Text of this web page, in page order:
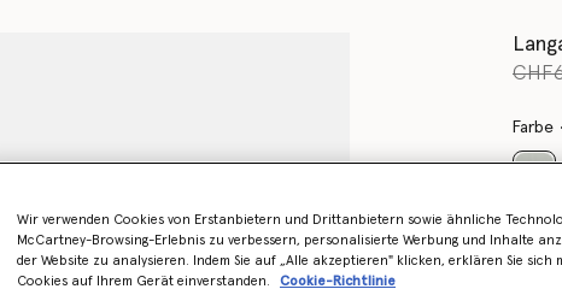
Farbe
Wir verwenden Cookies von Erstanbietern und Drittanbietern sowie ähnliche
McCartney-Browsing-Erlebnis zu verbessern, personalisierte Werbung und Inhalte
der Website zu analysieren. Indem Sie auf „Alle akzeptieren" klicken, erklären Sie sich
Cookies auf Ihrem Gerät einverstanden.
Cookie-Richtlinie